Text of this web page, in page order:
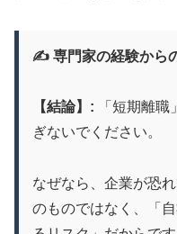
✍️ 専門家の経験から
【結論】: 「短期離職
ぎないでください。
なぜなら、企業が恐
のものではなく、「